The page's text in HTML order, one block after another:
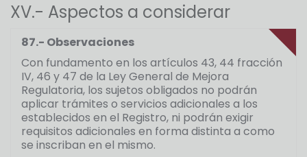
XV.- Aspectos a considerar
87.- Observaciones
Con fundamento en los artículos 43, 44 fracción
IV, 46 y 47 de la Ley General de Mejora
Regulatoria, los sujetos obligados no podrán
aplicar trámites o servicios adicionales a los
establecidos en el Registro, ni podrán exigir
requisitos adicionales en forma distinta a como
se inscriban en el mismo.